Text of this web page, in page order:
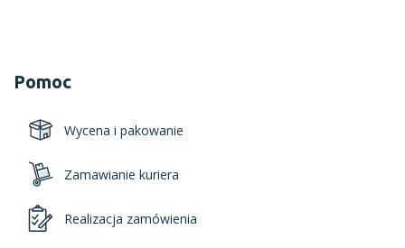
Pomoc
Wycena i pakowanie
Zamawianie kuriera
Realizacja zamówienia